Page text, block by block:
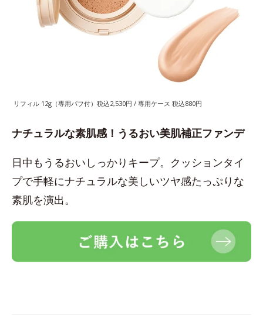
リフィル 12g（専用パフ付）税込2,530円 / 専用ケース 税込880円
ナチュラルな素肌感！うるおい美肌補正ファンデ
日中もうるおいしっかりキープ。クッションタイ
プで手軽にナチュラルな美しいツヤ感たっぷりな
素肌を演出。